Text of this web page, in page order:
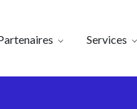
Services